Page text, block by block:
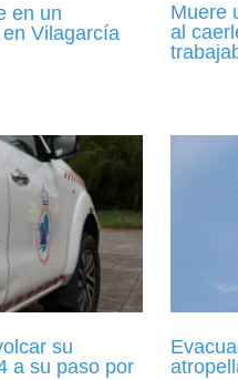
en un
Vilagarcía
Muere
al
su
a su paso por